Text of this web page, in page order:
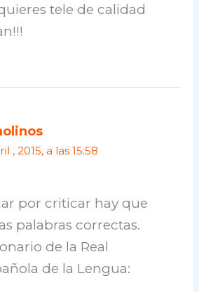
tele de calidad
, 2015, a las 15:58
por criticar hay que
palabras correctas.
de la Real
de la Lengua: